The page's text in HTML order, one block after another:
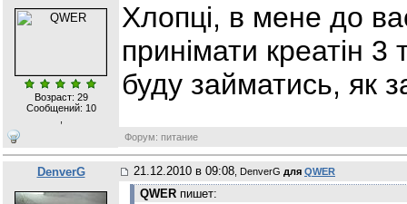
Возраст: 29
Сообщений: 10
Хлопці, в мене до
принімати креатін 3
буду займатись, як
Форум: питание
DenverG 21.12.2010 в 09:08 , DenverG для QWER
QWERпишет: